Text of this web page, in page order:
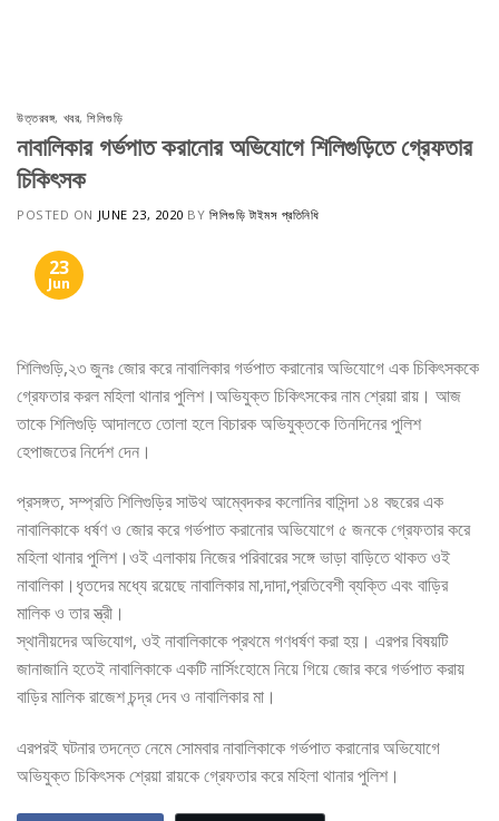
উত্তরবঙ্গ, খবর,শিলিগুড়ি
নাবালিকার গর্ভপাত করানোর অভিযোগে শিলিগুড়িতে গ্রেফতার
চিকিৎসক
POSTED ON JUNE 23, 2020 BYশিলিগুড়ি টাইমস প্রতিনিধি
23
Jun
শিলিগুড়ি,২৩ জুনঃ জোর করে নাবালিকার গর্ভপাত করানোর অভিযোগে এক চিকিৎসককে
গ্রেফতার করল মহিলা থানার পুলিশ।অভিযুক্ত চিকিৎসকের নাম শ্রেয়া রায়। আজ
তাকে শিলিগুড়ি আদালতে তোলা হলে বিচারক অভিযুক্তকে তিনদিনের পুলিশ
হেপাজতের নির্দেশ দেন।
প্রসঙ্গত, সম্প্রতি শিলিগুড়ির সাউথ আম্বেদকর কলোনির বাসিন্দা ১৪ বছরের এক
নাবালিকাকে ধর্ষণ ও জোর করে গর্ভপাত করানোর অভিযোগে ৫ জনকে গ্রেফতার করে
মহিলা থানার পুলিশ।ওই এলাকায় নিজের পরিবারের সঙ্গে ভাড়া বাড়িতে থাকত ওই
নাবালিকা।ধৃতদের মধ্যে রয়েছে নাবালিকার মা,দাদা,প্রতিবেশী ব্যক্তি এবং বাড়ির
মালিক ও তার স্ত্রী।
স্থানীয়দের অভিযোগ, ওই নাবালিকাকে প্রথমে গণধর্ষণ করা হয়। এরপর বিষয়টি
জানাজানি হতেই নাবালিকাকে একটি নার্সিংহোমে নিয়ে গিয়ে জোর করে গর্ভপাত করায়
বাড়ির মালিক রাজেশ চন্দ্র দেব ও নাবালিকার মা।
এরপরই ঘটনার তদন্তে নেমে সোমবার নাবালিকাকে গর্ভপাত করানোর অভিযোগে
অভিযুক্ত চিকিৎসক শ্রেয়া রায়কে গ্রেফতার করে মহিলা থানার পুলিশ।